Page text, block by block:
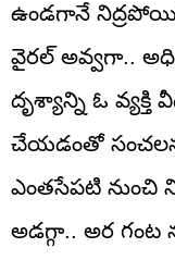
ఉండగానే
వైరల్‌ అవ్వగా..
దృశ్యాన్ని ఓ
చేయడంతో
ఎంతసేపటి నుంచి
అడగ్గా.. అర